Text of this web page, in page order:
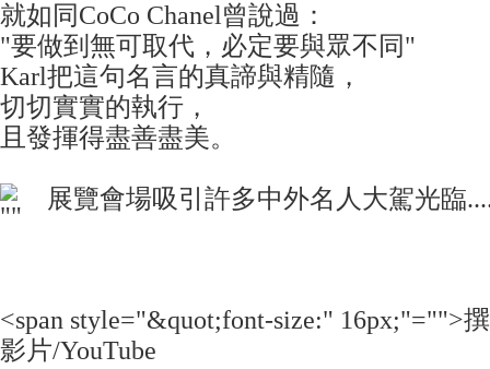
就如同CoCo Chanel曾說過：
"要做到無可取代，必定要與眾不同"
Karl把這句名言的真諦與精隨，
切切實實的執行，
且發揮得盡善盡美。
展覽會場吸引許多中外名人大駕光臨
<span style="&quot;font-size:"
影片/YouTube